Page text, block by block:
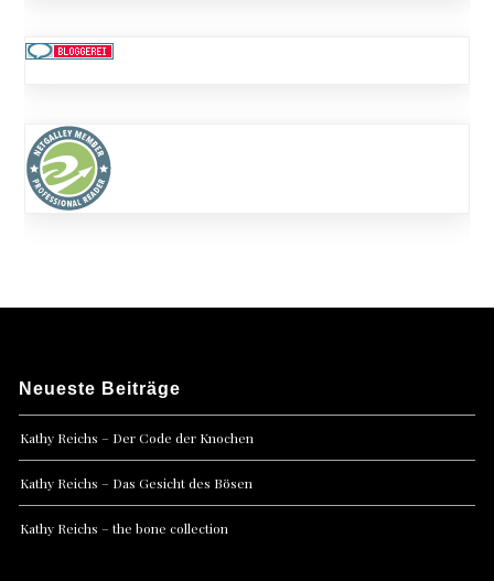
Neueste Beiträge
Kathy Reichs – Der Code der Knochen
Kathy Reichs – Das Gesicht des Bösen
Kathy Reichs – the bone collection